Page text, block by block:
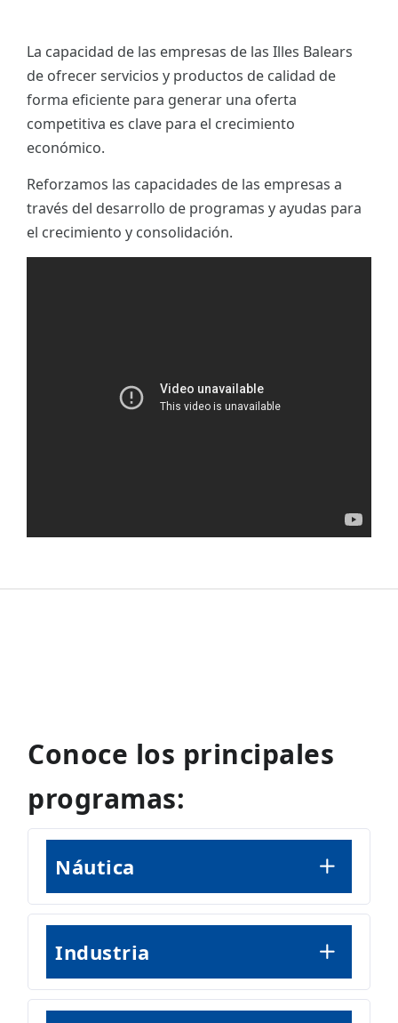
La capacidad de las empresas de las Illes Balears
de ofrecer servicios y productos de calidad de
forma eficiente para generar una oferta
competitiva es clave para el crecimiento
económico.
Reforzamos las capacidades de las empresas a
través del desarrollo de programas y ayudas para
el crecimiento y consolidación.
Conoce los principales
programas:
Náutica
Industria